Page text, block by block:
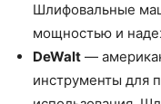
Шлифовальные
мощностью и
DeWalt —
инструменты для